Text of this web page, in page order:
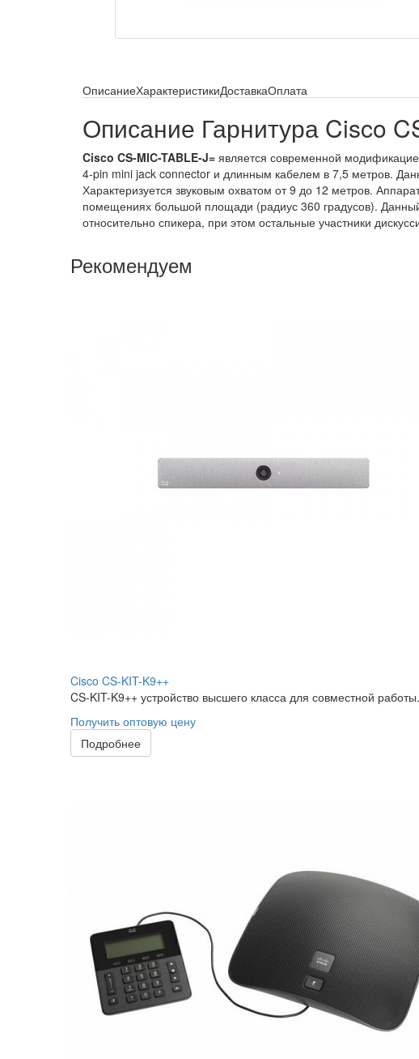
ОписаниеХарактеристикиДоставкаОплата
Описание Гарнитура Cisco
Cisco CS-MIC-TABLE-J= является современной
4-pin mini jack connector и длинным кабелем в 7,5 метров.
Характеризуется звуковым охватом от 9 до 12 метров.
помещениях большой площади (радиус 360 градусов).
относительно спикера, при этом остальные участники
Рекомендуем
Cisco CS-KIT-K9++
CS-KIT-K9++ устройство высшего класса для совместной
Получить оптовую цену
Подробнее